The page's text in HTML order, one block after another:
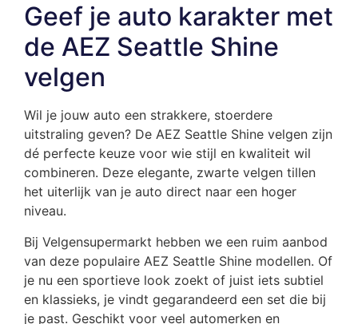
Geef je auto karakter met
de AEZ Seattle Shine
velgen
Wil je jouw auto een strakkere, stoerdere
uitstraling geven? De AEZ Seattle Shine velgen zijn
dé perfecte keuze voor wie stijl en kwaliteit wil
combineren. Deze elegante, zwarte velgen tillen
het uiterlijk van je auto direct naar een hoger
niveau.
Bij Velgensupermarkt hebben we een ruim aanbod
van deze populaire AEZ Seattle Shine modellen. Of
je nu een sportieve look zoekt of juist iets subtiel
en klassieks, je vindt gegarandeerd een set die bij
je past. Geschikt voor veel automerken en